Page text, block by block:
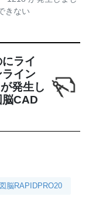
きない
ライ
イン
発生し
脳CAD
図脳RAPIDPRO20